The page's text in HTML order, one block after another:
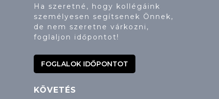
Ha szeretné, hogy kollégáink
személyesen segítsenek Önnek,
de nem szeretne várkozni,
foglaljon időpontot!
FOGLALOK IDŐPONTOT
KÖVETÉS